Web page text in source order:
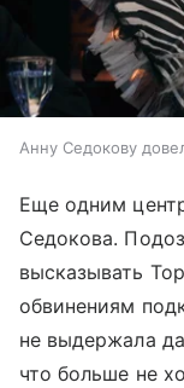
Анну Седокову
Еще одним
Седокова.
высказывать
обвинениям
не выдержала
что больше не